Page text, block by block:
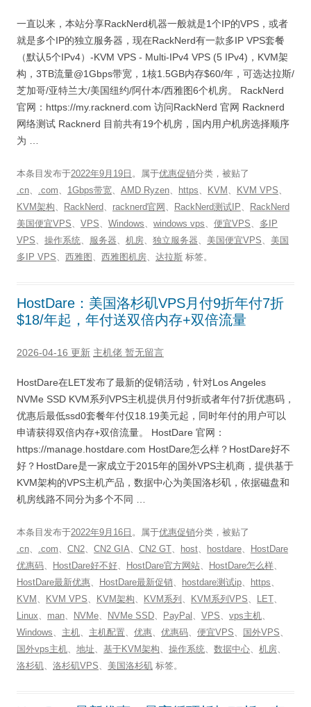
一直以来，本站分享RackNerd机器一般就是1个IP的VPS，或者
就是多个IP的独立服务器，现在RackNerd有一款多IP VPS套餐
（默认5个IPv4）-KVM VPS - Multi-IPv4 VPS (5 IPv4)，KVM架
构，3TB流量@1Gbps带宽，1核1.5GB内存$60/年，可选达拉斯/
芝加哥/亚特兰大/美国纽约/阿什本/西雅图6个机房。 RackNerd
官网：https://my.racknerd.com 访问RackNerd 官网 Racknerd
网络测试 Racknerd 目前共有19个机房，国内用户机房选择顺序
为 …
本条目发布于2022年9月19日 。属于优惠促销分类，被贴了
.cn、 .com、 1Gbps带宽、 AMD Ryzen、 https、 KVM 、 KVM VPS、
KVM架构、 RackNerd、 racknerd官网 、 RackNerd测试IP、
RackNerd
美国便宜VPS、 VPS、 Windows、 windows vps、 便宜VPS、 多IP
VPS、 操作系统、 服务器、 机房、 独立服务器、 美国便宜VPS、 美国
多IP VPS、 西雅图 、 西雅图机房、 达拉斯 标签。
HostDare：美国洛杉矶VPS月付9折年付7折
$18/年起，年付送双倍内存+双倍流量
2026-04-16 更新 主机佬 暂无留言
HostDare在LET发布了最新的促销活动，针对Los Angeles
NVMe SSD KVM系列VPS主机提供月付9折或者年付7折优惠码，
优惠后最低ssd0套餐年付仅18.19美元起，同时年付的用户可以
申请获得双倍内存+双倍流量。 HostDare 官网：
https://manage.hostdare.com HostDare怎么样？HostDare好不
好？HostDare是一家成立于2015年的国外VPS主机商，提供基于
KVM架构的VPS主机产品，数据中心为美国洛杉矶，依据磁盘和
机房线路不同分为多个不同 …
本条目发布于2022年9月16日 。属于优惠促销分类，被贴了
.cn、 .com、 CN2、 CN2 GIA、 CN2 GT、 host、 hostdare、
HostDare
优惠码、 HostDare好不好、 HostDare官方网站、 HostDare怎么样、
HostDare最新优惠、 HostDare最新促销、 hostdare测试ip、 https、
KVM 、 KVM VPS、 KVM架构、 KVM系列 、 KVM系列VPS、 LET、
Linux、 man、 NVMe、 NVMe SSD、 PayPal 、 VPS、 vps主机、
Windows、 主机、 主机配置、 优惠、 优惠码、 便宜VPS、 国外VPS、
国外vps主机、 地址、 基于KVM架构、 操作系统、 数据中心、 机房、
洛杉矶、 洛杉矶VPS、 美国洛杉矶 标签。